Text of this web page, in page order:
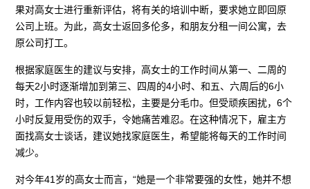
果对高女士进行重新评估，将有关的培训中断，要求她立即回原
公司上班。为此，高女士返回多伦多，和朋友分租一间公寓，去
原公司打工。
根据家庭医生的建议与安排，高女士的工作时间从第一、二周的
每天2小时逐渐增加到第三、四周的4小时、和五、六周后的6小
时，工作内容也较以前轻松，主要是分毛巾。但受顽疾困扰，6个
小时反复用受伤的双手，令她痛苦难忍。在这种情况下，雇主方
面找高女士谈话，建议她找家庭医生，希望能将每天的工作时间
减少。
对今年41岁的高女士而言，“她是一个非常要强的女性，她并不想